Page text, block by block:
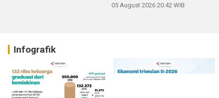
05 August 2026 20:42 WIB
Infografik